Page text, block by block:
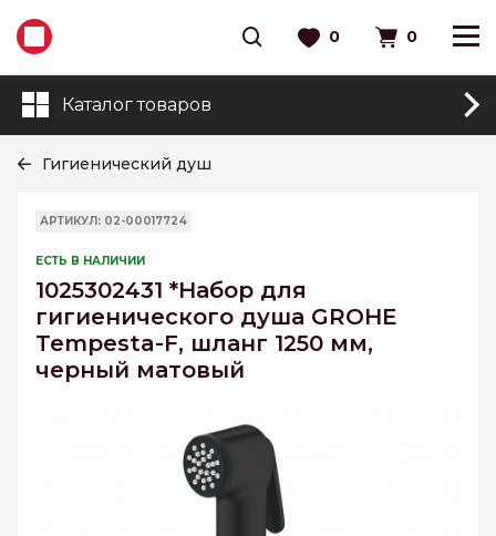
0 0
Каталог товаров
Гигиенический душ
АРТИКУЛ: 02-00017724
ЕСТЬ В НАЛИЧИИ
1025302431 *Набор для
гигиенического душа GROHE
Tempesta-F, шланг 1250 мм,
черный матовый